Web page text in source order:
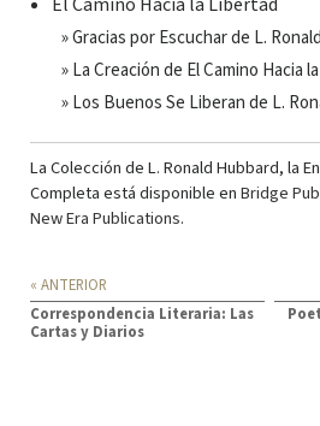
» Gracias por Escuchar de L.
» La Creación de El Camino Hacia
» Los Buenos Se Liberan de L.
La Colección de L. Ronald Hubbard, la
Completa está disponible enBridge
New Era Publications.
« ANTERIOR
Correspondencia Literaria: Las
Cartas y Diarios